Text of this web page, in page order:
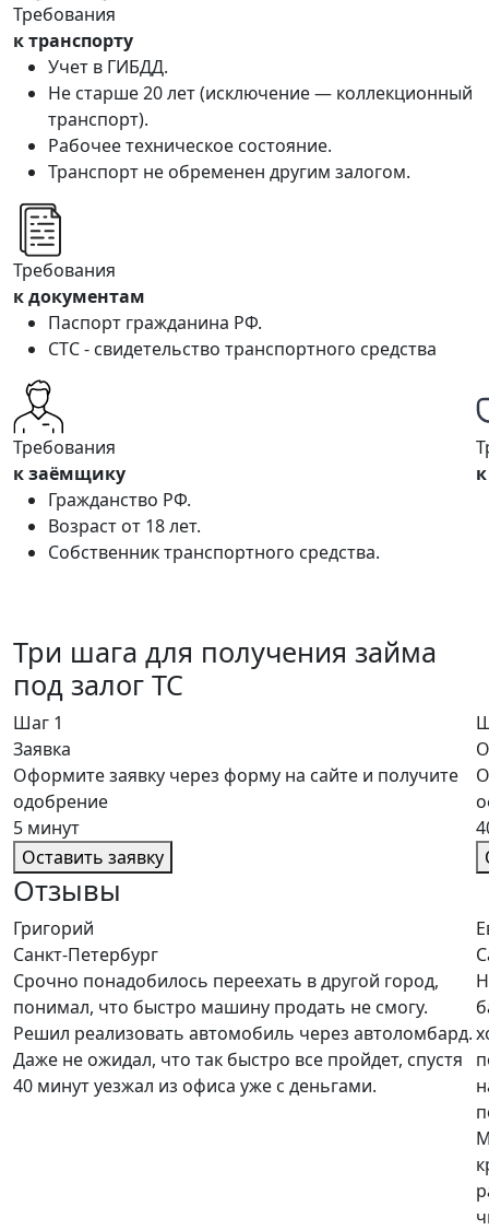
Требования
к транспорту
Учет в ГИБДД.
Не старше 20 лет (исключение — коллекционный
транспорт).
Рабочее техническое состояние.
Транспорт не обременен другим залогом.
Требования
к документам
Паспорт гражданина РФ.
СТС - свидетельство транспортного средства
Требования
к заёмщику
Гражданство РФ.
Возраст от 18 лет.
Собственник транспортного средства.
Три шага для получения займа
под залог ТС
Шаг 1
Заявка
Оформите заявку через форму на сайте и получите
одобрение
5 минут
Оставить заявку
Отзывы
Григорий
Санкт-Петербург
Срочно понадобилось переехать в другой город,
понимал, что быстро машину продать не смогу.
Решил реализовать автомобиль через автоломбард.
Даже не ожидал, что так быстро все пройдет, спустя
40 минут уезжал из офиса уже с деньгами.